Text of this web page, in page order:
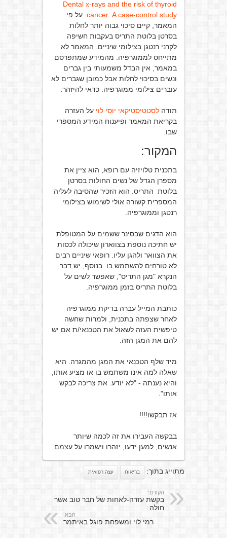
Dental x-rays and the risk of thyroid
cancer: A case-control study . על פי
המאמר, קיים סיכוי גבוה יותר לחלות
בסרטן בלוטת התריס בעקבות חשיפה
לקרני רנטגן בצילומי שיניים. המאמר לא
מתייחס לממוגרפיה. מהמידע שמתפרסם
במאמר, אין הבדל משמעותי בין גברים
ונשים בסיכוי לחלות אבל כמובן שגברים לא
עוברים צילומי ממוגרפיה. כדאי להיזהר.
תודהלסטטיסטיקאי יוסי לוי על העזרה
בקריאת המאמר ופיענוח המידע המספרי
שבו.
המקור:
בתכנית טלויזיה עם רופא, הוא ציין את
מספרן הגדל של נשים החולות בסרטן
בלוטת התריס. הוא הזכיר שהסיבה לעליה
המספרית קשורה אולי לשימוש בצילומי
רנטגן וממוגרפיה.
הוא הדגים שבסינר ששמים על המטופלת
יש חתיכה נוספת בצווארון שיכולה לכסות
את הצוואר ולהגן עליו. רופאי שיניים רבים
לא טורחים להשתמש בו. בנוסף, יש דבר
הנקרא "מגן התריס", שאפשר לשים על
בלוטת התריס בזמן ממוגרפיה.
כותבת המייל עברה בדיקת ממוגרפיה
לאחר שצפתה בתכנית, ולמרות שחשה
טיפשית העזה לשאול את הטכנאי/ת אם יש
להם את המגן הזה.
מיד שלף הטכנאי את המגן מהמגרה. היא
שאלה למה אינו משתמש בו או מציע אותו,
והיא נענתה - "לא יודע. את צריכה לבקש
אותו".
אז תבקשו!!!!
בבקשה העבירו את זה לכמה שיותר
אנשים, למען ידעו, יזהרו וישמרו על עצמם.
מתוייג בתוך: בריאות עצה רפואית
הקודם:
בקשת עזרה-לאחות של חבר טוב אשר
חולה
הבא:
רמי לוי ומשפחת פוגל באיתמר